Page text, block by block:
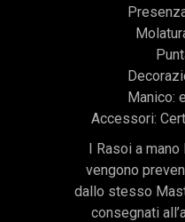
Manico:
Accessori:
I Rasoi a
vengono
dallo stesso
consegnati